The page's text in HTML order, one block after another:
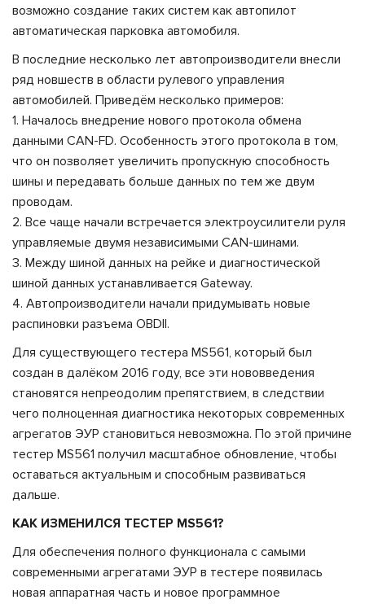
возможно создание таких систем как автопилот
автоматическая парковка автомобиля.
В последние несколько лет автопроизводители внесли
ряд новшеств в области рулевого управления
автомобилей. Приведём несколько примеров:
1. Началось внедрение нового протокола обмена
данными CAN-FD. Особенность этого протокола в том,
что он позволяет увеличить пропускную способность
шины и передавать больше данных по тем же двум
проводам.
2. Все чаще начали встречается электроусилители руля
управляемые двумя независимыми CAN-шинами.
3. Между шиной данных на рейке и диагностической
шиной данных устанавливается Gateway.
4. Автопроизводители начали придумывать новые
распиновки разъема OBDII.
Для существующего тестера MS561, который был
создан в далёком 2016 году, все эти нововведения
становятся непреодолим препятствием, в следствии
чего полноценная диагностика некоторых современных
агрегатов ЭУР становиться невозможна. По этой причине
тестер MS561 получил масштабное обновление, чтобы
оставаться актуальным и способным развиваться
дальше.
КАК ИЗМЕНИЛСЯ ТЕСТЕР MS561?
Для обеспечения полного функционала с самыми
современными агрегатами ЭУР в тестере появилась
новая аппаратная часть и новое программное